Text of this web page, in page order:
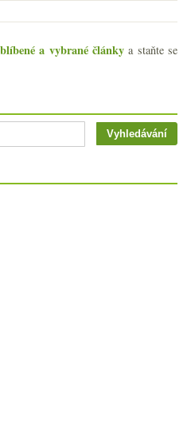
a vybrané články a staňte se